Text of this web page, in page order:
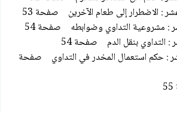
: الاضطرار إلى طعام الآخرين صفحة 53
: مشروعية التداوي وضوابطه صفحة 54
: التداوي بنقل الدم صفحة 54
: حكم استعمال المخدر في التداوي صفحة